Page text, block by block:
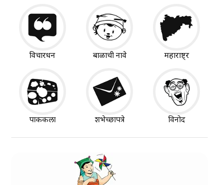
विचारधन बाळाची नावे महाराष्ट्र
पाककला शुभेच्छापत्रे विनोद